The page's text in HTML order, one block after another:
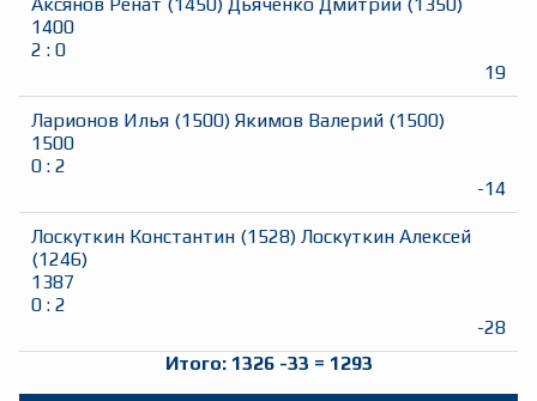
Аксянов Ренат (1450) Дьяченко Дмитрий (1350)
1400
2 : 0
19
Ларионов Илья (1500) Якимов Валерий (1500)
1500
0 : 2
-14
Лоскуткин Константин (1528) Лоскуткин Алексей
(1246)
1387
0 : 2
-28
Итого: 1326 -33 = 1293